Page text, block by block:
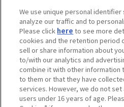
採用情報
サステナビリティ
お問い合わせ
ウェブサイトご利用条件 ソーシャルメデ
We use unique personal
analyze our traffic and to
Please click here to see more
cookies and the retention period
sell or share information about
to/with our analytics and
combine it with other information
to them or that they have
services. However, we do not
users under 16 years of age.